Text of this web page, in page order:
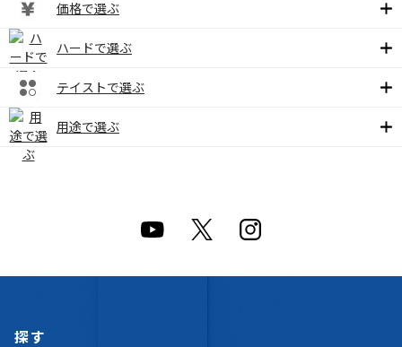
価格で選ぶ
ハードで選ぶ
テイストで選ぶ
用途で選ぶ
探す